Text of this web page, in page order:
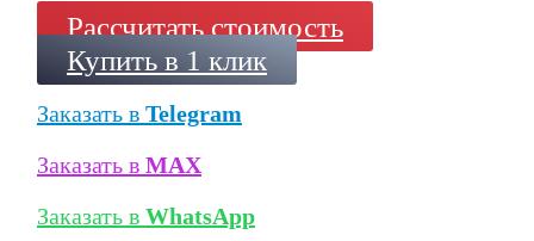
Рассчитать стоимость
Купить в 1 клик
Заказать в Telegram
Заказать в MAX
Заказать в WhatsApp